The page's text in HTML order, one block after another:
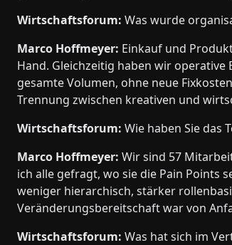
Wirtschaftsforum: Was wurde
Marco Hoffmeyer: Einkauf und
Hand. Gleichzeitig haben wir
gesamte Volumen, ohne neue
Trennung zwischen kreativen und
Wirtschaftsforum: Wie haben Sie das
Marco Hoffmeyer: Wir sind 57
ich alle gefragt, wo sie die Pain Points
weniger hierarchisch, stärker
Veränderungsbereitschaft war von
Wirtschaftsforum: Was hat sich im